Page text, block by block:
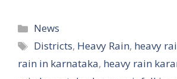
Categories
News
Tags
Districts, Heavy Rain, heavy
rain in karnataka, heavy rain